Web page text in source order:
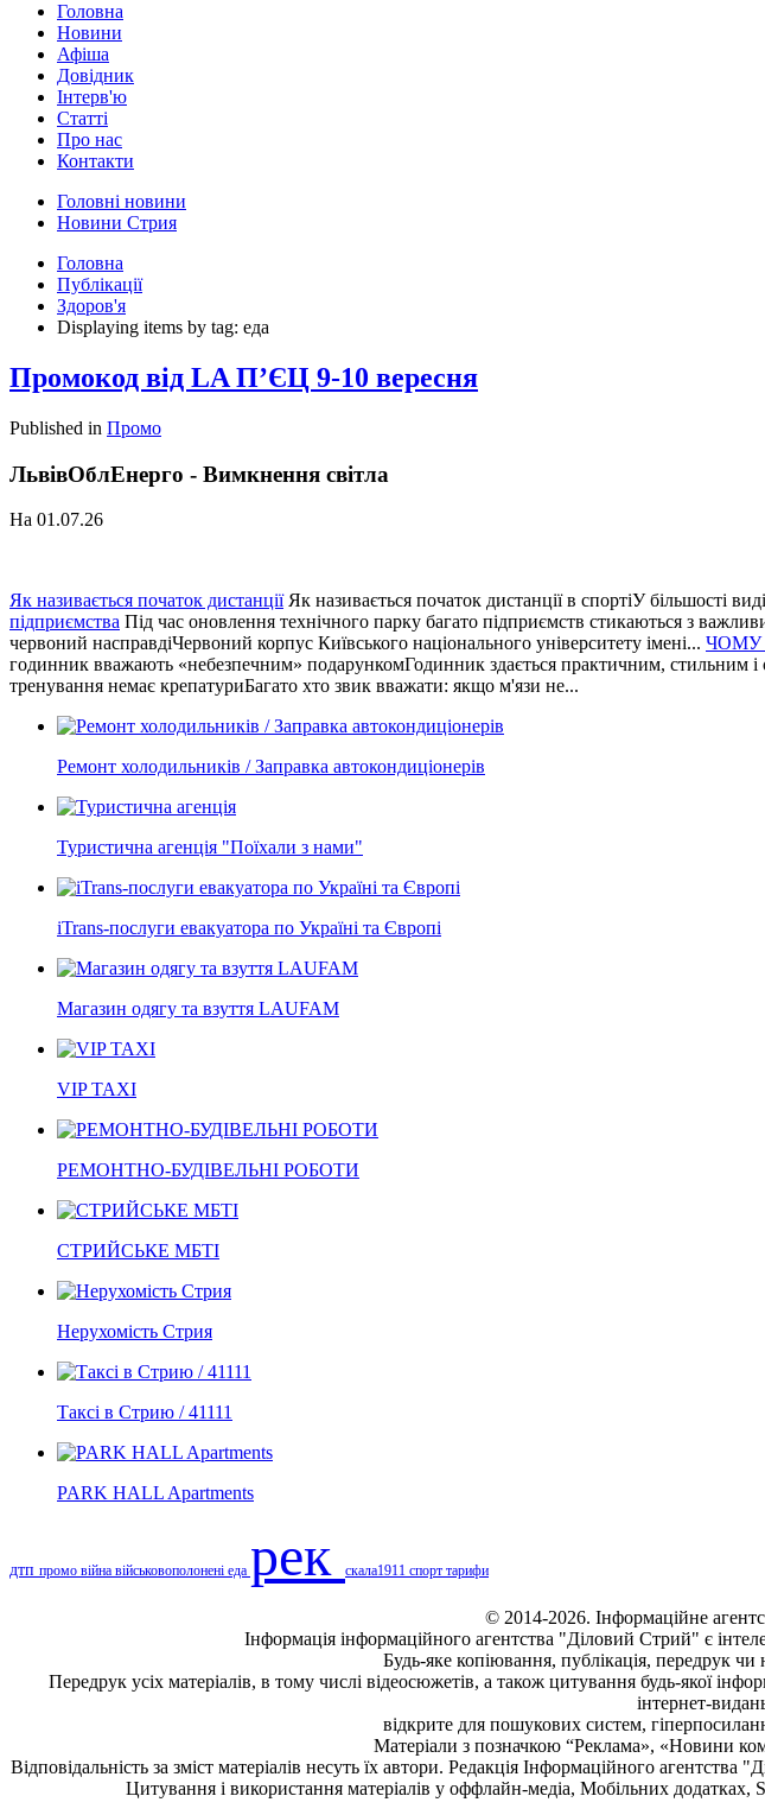
Головна
Новини
Афіша
Довідник
Інтерв'ю
Статті
Про нас
Контакти
Головні новини
Новини Стрия
Головна
Публікації
Здоров'я
Displaying items by tag: еда
Промокод від LA П’ЄЦ 9-10 вересня
Published in Промо
ЛьвівОблЕнерго - Вимкнення світла
На 01.07.26
Як називається початок дистанції Як називається початок дистанції в спортіУ більшості
підприємства Під час оновлення технічного парку багато підприємств стикаються з
червоний насправдіЧервоний корпус Київського національного університету імені... ЧОМУ
годинник вважають «небезпечним» подарункомГодинник здається практичним, стильним
тренування немає крепатуриБагато хто звик вважати: якщо м'язи не...
Ремонт холодильників / Заправка автокондиціонерів
Туристична агенція "Поїхали з нами"
iTrans-послуги евакуатора по Україні та Європі
Магазин одягу та взуття LAUFAM
VIP TAXI
РЕМОНТНО-БУДІВЕЛЬНІ РОБОТИ
СТРИЙСЬКЕ МБТІ
Нерухомість Стрия
Таксі в Стрию / 41111
PARK HALL Apartments
дтп промо війна військовополонені еда рек скала1911 спорт тарифи
© 2014-2026. Інформаційне
Інформація інформаційного агентства "Діловий Стрий" є
Будь-яке копiювання, публiкацiя, передрук чи
Передрук усіх матеріалів, в тому числі відеосюжетів, а також цитування будь-якої
інтернет-
відкрите для пошукових систем,
Матеріали з позначкою “Реклама», «Новини
Відповідальність за зміст матеріалів несуть їх автори. Редакція Інформаційного агентства
Цитування і використання матеріалів у оффлайн-медіа, Мобільних